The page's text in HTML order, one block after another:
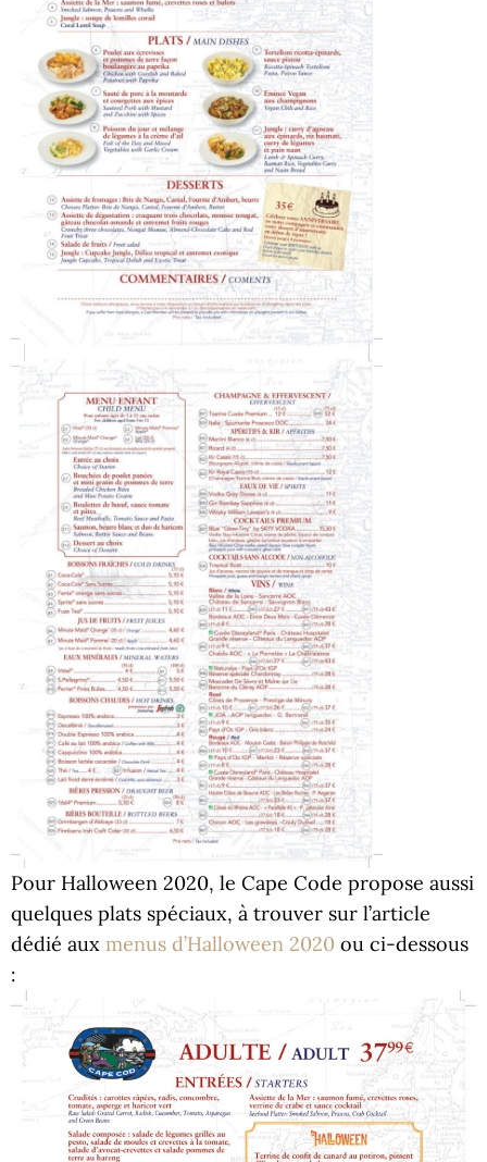
Pour Halloween 2020, le Cape Code propose aussi
quelques plats spéciaux, à trouver sur l’article
dédié aux menus d’Halloween 2020 ou ci-dessous
: